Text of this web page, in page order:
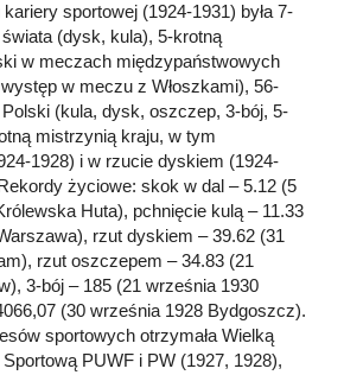
sportowej (1924-1931) była 7-
(dysk, kula), 5-krotną
w meczach międzypaństwowych
w meczu z Włoszkami), 56-
(kula, dysk, oszczep, 3-bój, 5-
mistrzynią kraju, w tym
1928) i w rzucie dyskiem (1924-
życiowe: skok w dal – 5.12 (5
Huta), pchnięcie kulą – 11.33
rzut dyskiem – 39.62 (31
rzut oszczepem – 34.83 (21
3-bój – 185 (21 września 1930
(30 września 1928 Bydgoszcz).
sportowych otrzymała Wielką
PUWF i PW (1927, 1928),